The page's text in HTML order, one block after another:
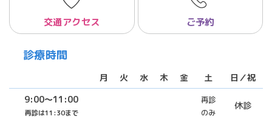
交通アクセス ご予約
診療時間
月 火 水 木 金 土
日／祝
9:00〜11:00
再診は11:30まで
再診
のみ
休診